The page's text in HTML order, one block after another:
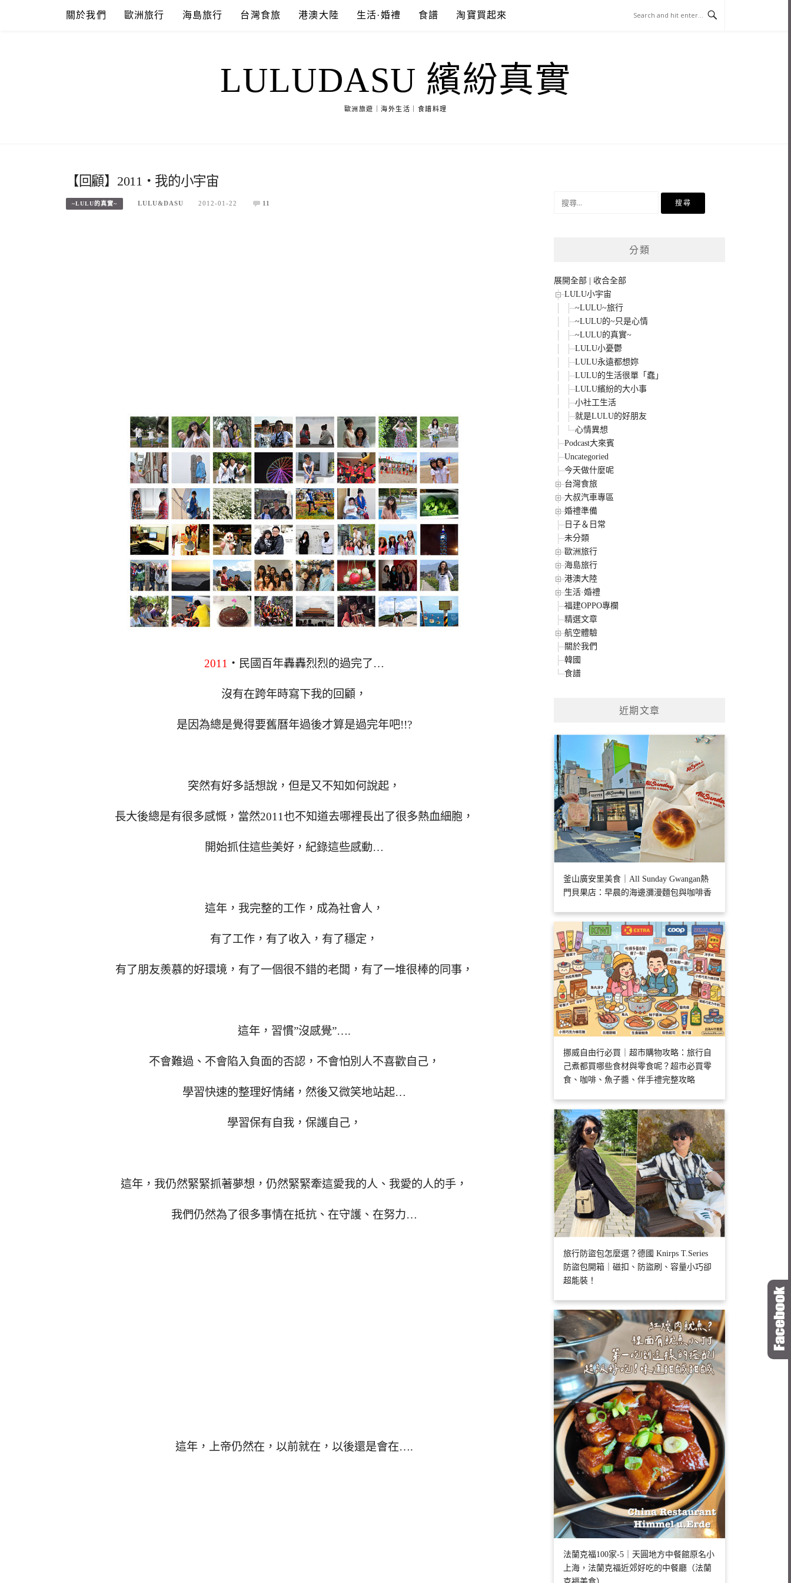
關於我們 歐洲旅行 海島旅行 台灣食旅 港澳大陸 生活·婚禮 食譜 淘寶買起來
LULUDASU 繽紛真實
歐洲旅遊｜海外生活｜食譜料理
【回顧】2011‧我的小宇宙
~LULU的真實~ LULU&DASU 2012-01-22 11
2011 ‧民國百年轟轟烈烈的過完了…
沒有在跨年時寫下我的回顧，
是因為總是覺得要舊曆年過後才算是過完年吧!!?
突然有好多話想說，但是又不知如何說起，
長大後總是有很多感慨，當然2011也不知道去哪裡長出了很多熱血細胞，
開始抓住這些美好，紀錄這些感動…
這年，我完整的工作，成為社會人，
有了工作，有了收入，有了穩定，
有了朋友羨慕的好環境，有了一個很不錯的老闆，有了一堆很棒的同事，
這年，習慣”沒感覺”….
不會難過、不會陷入負面的否認，不會怕別人不喜歡自己，
學習快速的整理好情緒，然後又微笑地站起…
學習保有自我，保護自己，
這年，我仍然緊緊抓著夢想，仍然緊緊牽這愛我的人、我愛的人的手，
我們仍然為了很多事情在抵抗、在守護、在努力…
這年，上帝仍然在，以前就在，以後還是會在….
分類
展開全部
收合全部
LULU小宇宙
~LULU~旅行
~LULU的~只是心情
~LULU的真實~
LULU小憂鬱
LULU永遠都想妳
LULU的生活很單「蠢」
LULU繽紛的大小事
小社工生活
就是LULU的好朋友
心情異想
Podcast大來賓
Uncategoried
今天做什麼呢
台灣食旅
大叔汽車專區
婚禮準備
日子＆日常
未分類
歐洲旅行
海島旅行
港澳大陸
生活·婚禮
福建OPPO專欄
精選文章
航空體驗
關於我們
韓國
食譜
近期文章
釜山廣安里美食｜All Sunday Gwangan熱
門貝果店：早晨的海邊瀰漫麵包與咖啡香
挪威自由行必買｜超市購物攻略：旅行自
己煮都買哪些食材與零食呢？超市必買零
食、咖啡、魚子醬、伴手禮完整攻略
旅行防盜包怎麼選？德國 Knirps T.Series
防盜包開箱｜磁扣、防盜刷、容量小巧卻
超能裝！
法蘭克福100家-5｜天圓地方中餐館原名小
上海，法蘭克福近郊好吃的中餐廳（法蘭